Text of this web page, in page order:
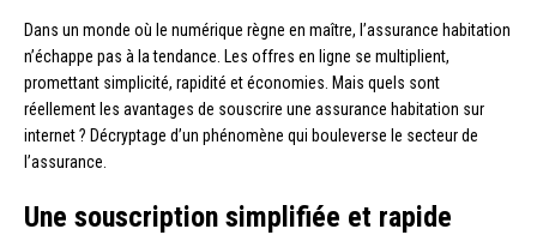
Dans un monde où le numérique règne en maître, l’assurance habitation
n’échappe pas à la tendance. Les offres en ligne se multiplient,
promettant simplicité, rapidité et économies. Mais quels sont
réellement les avantages de souscrire une assurance habitation sur
internet ? Décryptage d’un phénomène qui bouleverse le secteur de
l’assurance.
Une souscription simplifiée et rapide